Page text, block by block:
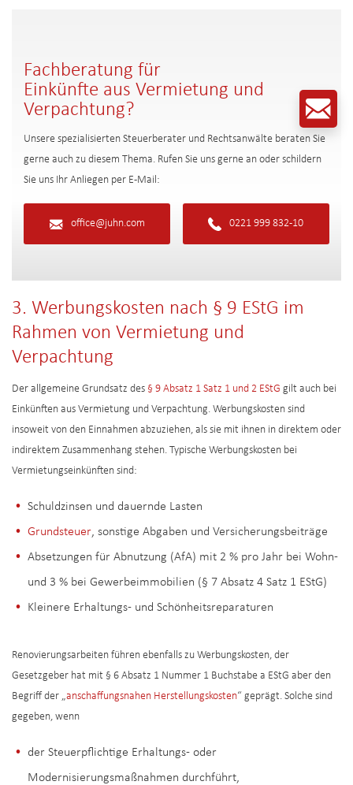
Fachberatung für
Einkünfte aus Vermietung und
Verpachtung?
Unsere spezialisierten Steuerberater und Rechtsanwälte beraten Sie
gerne auch zu diesem Thema. Rufen Sie uns gerne an oder schildern
Sie uns Ihr Anliegen per E-Mail:
office@juhn.com 0221 999 832-10
3. Werbungskosten nach § 9 EStG im
Rahmen von Vermietung und
Verpachtung
Der allgemeine Grundsatz des § 9 Absatz 1 Satz 1 und 2 EStG gilt auch bei
Einkünften aus Vermietung und Verpachtung. Werbungskosten sind
insoweit von den Einnahmen abzuziehen, als sie mit ihnen in direktem oder
indirektem Zusammenhang stehen. Typische Werbungskosten bei
Vermietungseinkünften sind:
Schuldzinsen und dauernde Lasten
Grundsteuer, sonstige Abgaben und Versicherungsbeiträge
Absetzungen für Abnutzung (AfA) mit 2 % pro Jahr bei Wohn-
und 3 % bei Gewerbeimmobilien (§ 7 Absatz 4 Satz 1 EStG)
Kleinere Erhaltungs- und Schönheitsreparaturen
Renovierungsarbeiten führen ebenfalls zu Werbungskosten, der
Gesetzgeber hat mit § 6 Absatz 1 Nummer 1 Buchstabe a EStG aber den
Begriff der „anschaffungsnahen Herstellungskosten“ geprägt. Solche sind
gegeben, wenn
der Steuerpflichtige Erhaltungs- oder
Modernisierungsmaßnahmen durchführt,